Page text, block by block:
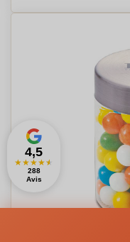
4,5
★★★★★
288
Avis